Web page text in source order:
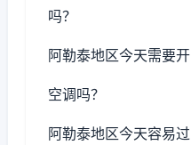
吗？
阿勒泰地区今天需要开
空调吗？
阿勒泰地区今天容易过